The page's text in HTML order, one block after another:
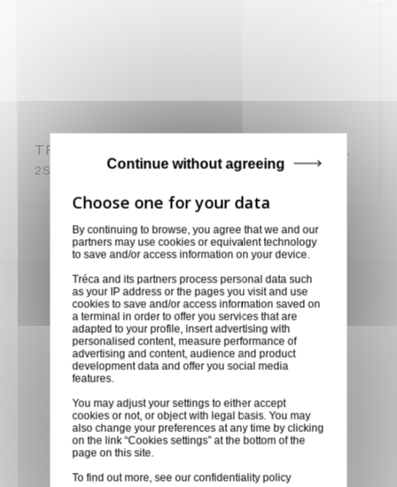
2SD1541
Achetez en toute confiance
Notre équipe est à votre service depuis 20 ans.
Livraison via GLS
Retirer vos produits
directement en magasin ou
By continuing to browse, you agree that we and our
partners may use cookies or equivalent technology
to save and/or access information on your device.
Tréca and its partners process personal data such
as your IP address or the pages you visit and use
cookies to save and/or access information saved on
a terminal in order to offer you services that are
adapted to your profile, insert advertising with
personalised content, measure performance of
advertising and content, audience and product
development data and offer you social media
features.
You may adjust your settings to either accept
cookies or not, or object with legal basis. You may
also change your preferences at any time by clicking
on the link “Cookies settings” at the bottom of the
page on this site.
To find out more, see ourconfidentiality policy
Continue without agreeing